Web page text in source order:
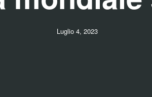
Luglio 4, 2023